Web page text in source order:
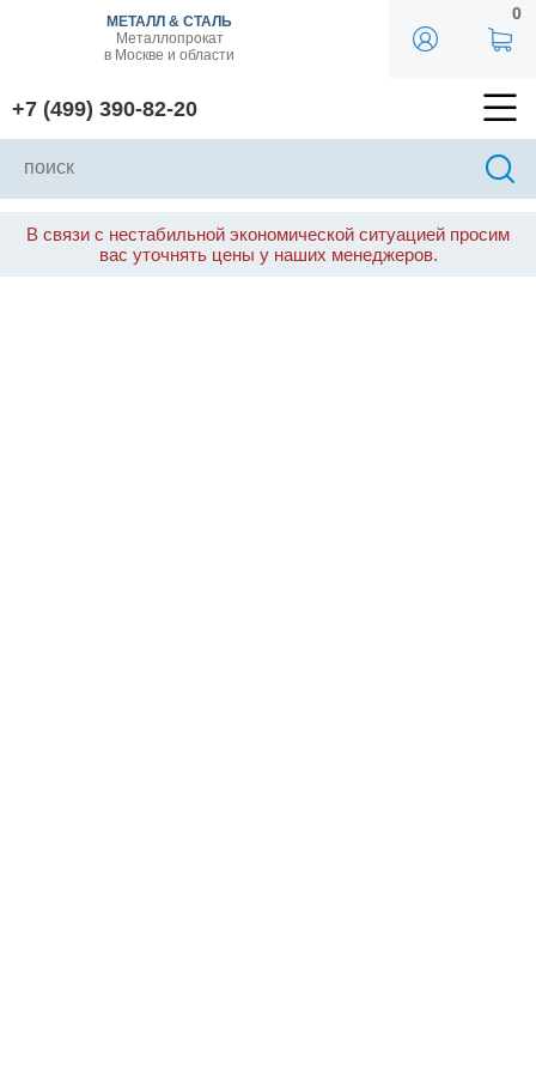
МЕТАЛЛ & СТАЛЬ
Металлопрокат
в Москве и области
+7 (499) 390-82-20
0
В связи с нестабильной экономической ситуацией просим
вас уточнять цены у наших менеджеров.